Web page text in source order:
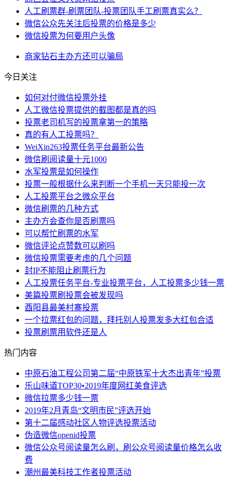
人工刷票群-刷票团队-投票团队手工刷票真实么？
微信公众先关注后投票的价格是多少
微信投票为何要用户头像
商家钻石主办方还可以骗局
今日关注
如何对付微信投票外挂
人工微信投票提供的截图都是真的吗
投票老司机写的投票拿第一的策略
真的有人工投票吗？
WeiXin263投票任务平台最新公告
微信刷阅读量十元1000
水军投票是如何操作
投票一般根据什么来判断一个手机一天只能投一次
人工投票平台之微众平台
微信刷票的几种方式
主办方会查你是否刷票吗
可以帮忙刷票的水军
微信评论点赞数可以刷吗
微信投票需要考虑的几个问题
封IP不能阻止刷票行为
人工投票任务平台-专业投票平台，人工投票多少钱一票
美篇投票刷投票会被发现吗
酉阳县最美村寨投票
一个拉票红包的问题，拜托别人投票发多大红包合适
投票刷票用软件还是人
热门内容
中原石油工程公司第二届“中原铁军十大杰出青年”投票
乐山味道TOP30•2019年度网红美食评选
微信拉票多少钱一票
2019年2月青岛“文明市民”评选开始
第十二届感动社区人物评选投票活动
伪造微信openid投票
微信公众号阅读量怎么刷，刷公众号阅读量价格怎么收
费
潮州最美科技工作者投票活动